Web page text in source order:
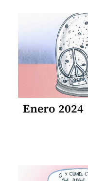
Enero 2024